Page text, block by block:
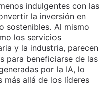
indulgentes con las
la inversión en
sostenibles. Al mismo
los servicios
y la industria, parecen
para beneficiarse de las
por la IA, lo
más allá de los líderes